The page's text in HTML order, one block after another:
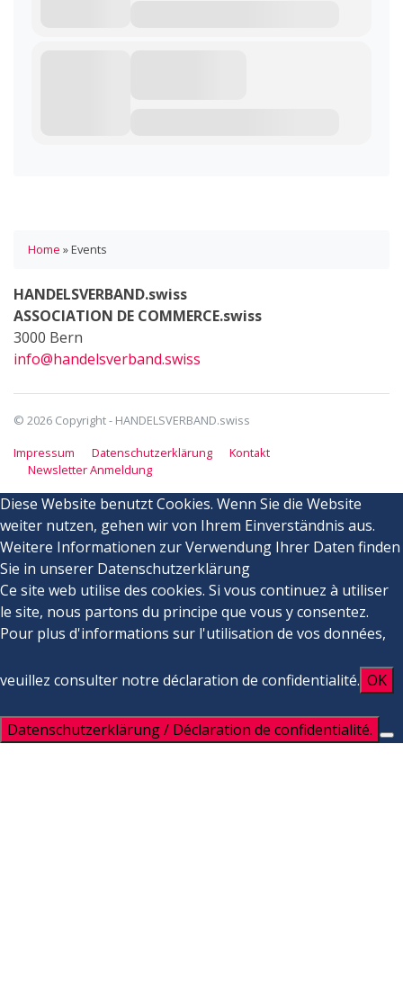
Home »Events
HANDELSVERBAND.swiss
ASSOCIATION DE COMMERCE.swiss
3000 Bern
info@handelsverband.swiss
© 2026 Copyright - HANDELSVERBAND.swiss
Impressum
Datenschutzerklärung
Kontakt
Newsletter Anmeldung
Diese Website benutzt Cookies. Wenn Sie die Website
weiter nutzen, gehen wir von Ihrem Einverständnis aus.
Weitere Informationen zur Verwendung Ihrer Daten finden
Sie in unserer Datenschutzerklärung
Ce site web utilise des cookies. Si vous continuez à utiliser
le site, nous partons du principe que vous y consentez.
Pour plus d'informations sur l'utilisation de vos données,
veuillez consulter notre déclaration de confidentialité. OK
Datenschutzerklärung / Déclaration de confidentialité.